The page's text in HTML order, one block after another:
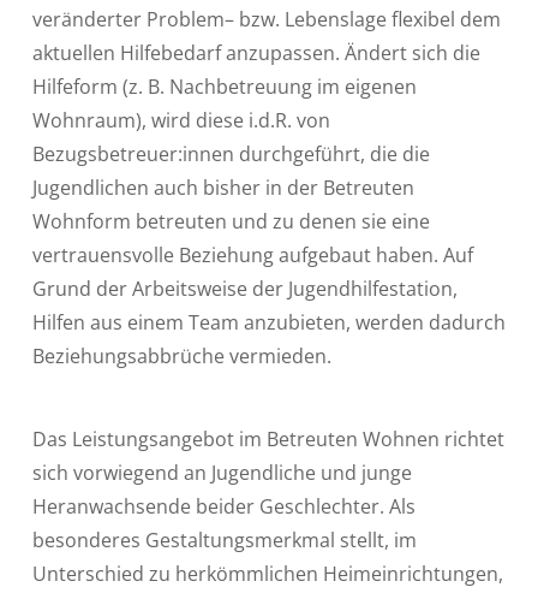
veränderter Problem– bzw. Lebenslage flexibel dem
aktuellen Hilfebedarf anzupassen. Ändert sich die
Hilfeform (z. B. Nachbetreuung im eigenen
Wohnraum), wird diese i.d.R. von
Bezugsbetreuer:innen durchgeführt, die die
Jugendlichen auch bisher in der Betreuten
Wohnform betreuten und zu denen sie eine
vertrauensvolle Beziehung aufgebaut haben. Auf
Grund der Arbeitsweise der Jugendhilfestation,
Hilfen aus einem Team anzubieten, werden dadurch
Beziehungsabbrüche vermieden.
Das Leistungsangebot im Betreuten Wohnen richtet
sich vorwiegend an Jugendliche und junge
Heranwachsende beider Geschlechter. Als
besonderes Gestaltungsmerkmal stellt, im
Unterschied zu herkömmlichen Heimeinrichtungen,